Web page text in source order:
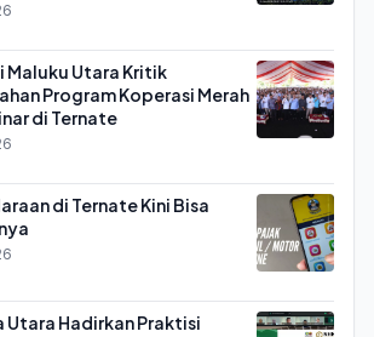
Maluku Utara Kritik
Program Koperasi Merah
di Ternate
di Ternate Kini Bisa
Utara Hadirkan Praktisi